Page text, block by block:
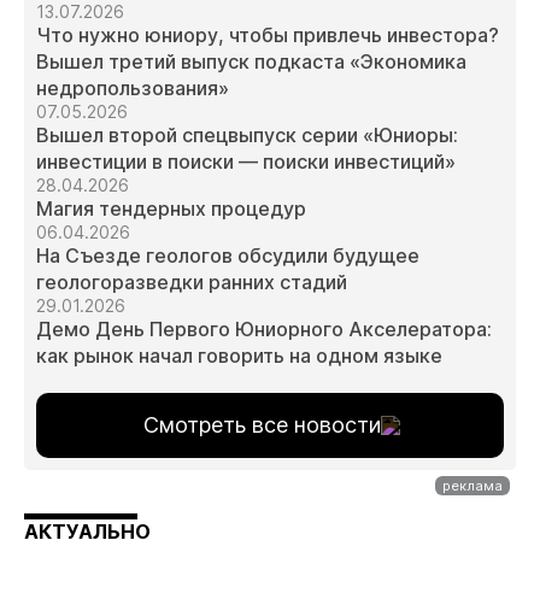
13.07.2026
Что нужно юниору, чтобы привлечь инвестора?
Вышел третий выпуск подкаста «Экономика
недропользования»
07.05.2026
Вышел второй спецвыпуск серии «Юниоры:
инвестиции в поиски — поиски инвестиций»
28.04.2026
Магия тендерных процедур
06.04.2026
На Съезде геологов обсудили будущее
геологоразведки ранних стадий
29.01.2026
Демо День Первого Юниорного Акселератора:
как рынок начал говорить на одном языке
Смотреть все новости
АКТУАЛЬНО